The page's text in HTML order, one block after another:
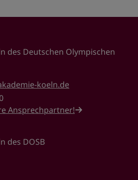
des Deutschen Olympischen
koeln.de
Ansprechpartner!
des DOSB